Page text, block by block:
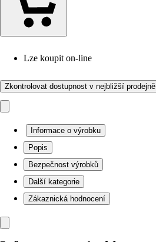
Lze koupit on-line
Zkontrolovat dostupnost v nejbližší prodejně
Informace o výrobku
Popis
Bezpečnost výrobků
Další kategorie
Zákaznická hodnocení